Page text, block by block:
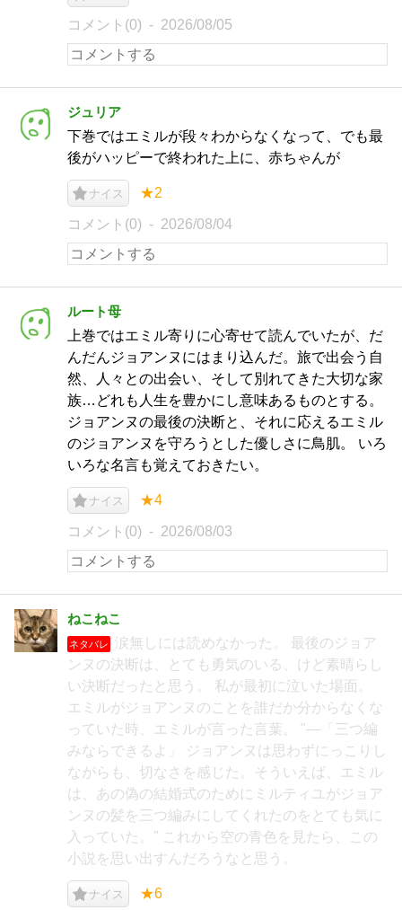
コメント(0) 2026/08/05
ジュリア
下巻ではエミルが段々わからなくなって、でも最
後がハッピーで終われた上に、赤ちゃんが
ナイス ★2
コメント(0) 2026/08/04
ルート母
上巻ではエミル寄りに心寄せて読んでいたが、だ
んだんジョアンヌにはまり込んだ。旅で出会う自
然、人々との出会い、そして別れてきた大切な家
族…どれも人生を豊かにし意味あるものとする。
ジョアンヌの最後の決断と、それに応えるエミル
のジョアンヌを守ろうとした優しさに鳥肌。 いろ
いろな名言も覚えておきたい。
ナイス ★4
コメント(0) 2026/08/03
ねこねこ
ネタバレ
涙無しには読めなかった。 最後のジョア
ンヌの決断は、とても勇気のいる、けど素晴らし
い決断だったと思う。 私が最初に泣いた場面。
エミルがジョアンヌのことを誰だか分からなくな
っていた時、エミルが言った言葉。 "―「三つ編
みならできるよ」 ジョアンヌは思わずにっこりし
ながらも、切なさを感じた。そういえば、エミル
は、あの偽の結婚式のためにミルティユがジョア
ンヌの髪を三つ編みにしてくれたのをとても気に
入っていた。" これから空の青色を見たら、この
小説を思い出すんだろうなと思う。
ナイス ★6